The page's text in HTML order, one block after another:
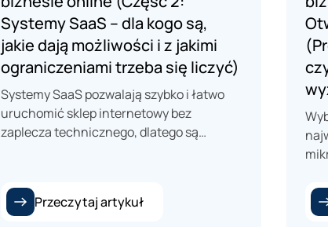
Systemy SaaS – dla kogo są,
jakie dają możliwości i z jakimi
ograniczeniami trzeba się liczyć)
Systemy SaaS pozwalają szybko i łatwo
uruchomić sklep internetowy bez
zaplecza technicznego, dlatego są
jednak także na przyszły rozwój i
możliwości skalowania biznesu. Platformy
Przeczytaj artykuł